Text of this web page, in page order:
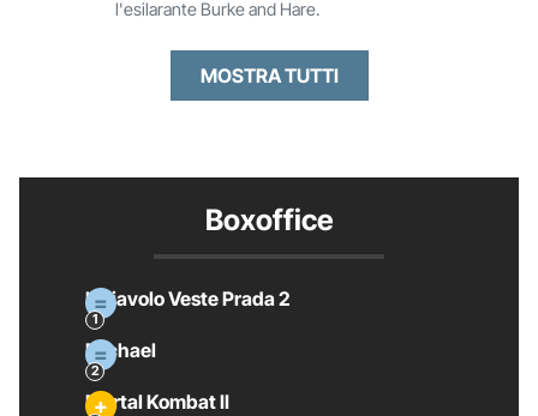
l'esilarante Burke and Hare.
MOSTRA TUTTI
Boxoffice
Il Diavolo Veste Prada 2
Michael
Mortal Kombat II